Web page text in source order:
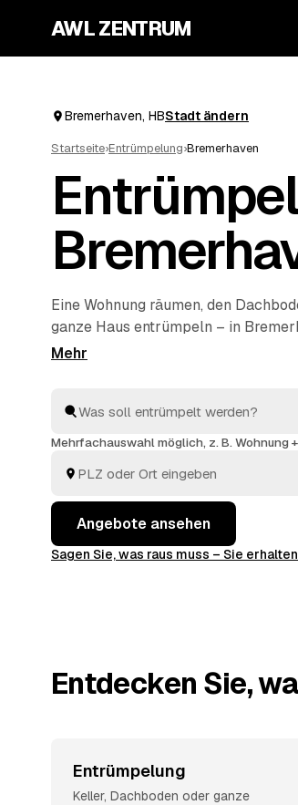
AWL ZENTRUM
Bremerhaven, HBStadt ändern
Startseite›Entrümpelung›Bremerhaven
Eine Wohnung räumen, den
ganze Haus entrümpeln – in
selbst auf die Suche nach einem
Haushaltsauflösung: Sie
entsorgt.
Mehrfachauswahl möglich, z. B. Wohnung
Angebote ansehen
Sagen Sie, was raus muss – Sie
Entdecken Sie,
Entrümpelung
Keller, Dachboden oder ganze